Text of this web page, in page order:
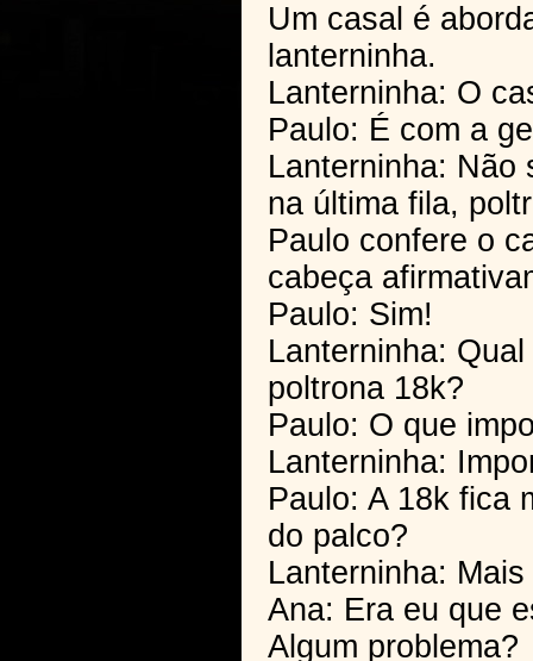
Um casal é
lanterninha.
Lanterninha: O
Paulo: É com a
Lanterninha: Não
na última fila,
Paulo confere o
cabeça
Paulo: Sim!
Lanterninha:
poltrona 18k?
Paulo: O que
Lanterninha:
Paulo: A 18k fica
do palco?
Lanterninha:
Ana: Era eu que
Algum problema?